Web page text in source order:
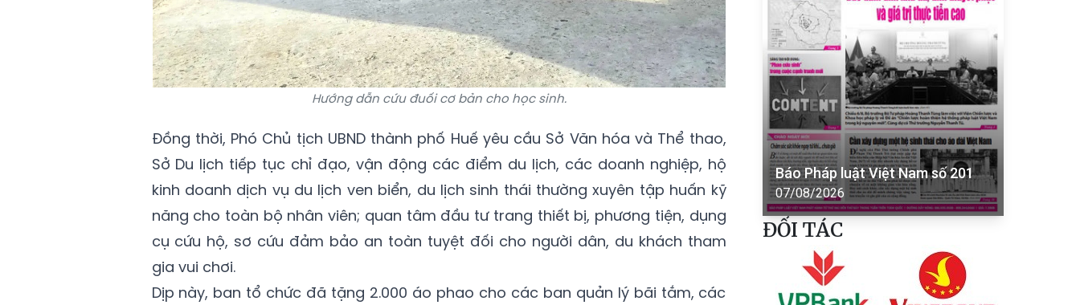
Hướng dẫn cứu đuối cơ bản cho học sinh.
Đồng thời, Phó Chủ tịch UBND thành phố Huế yêu cầu Sở Văn hóa và Thể thao,
Sở Du lịch tiếp tục chỉ đạo, vận động các điểm du lịch, các doanh nghiệp, hộ
kinh doanh dịch vụ du lịch ven biển, du lịch sinh thái thường xuyên tập huấn kỹ
năng cho toàn bộ nhân viên; quan tâm đầu tư trang thiết bị, phương tiện, dụng
cụ cứu hộ, sơ cứu đảm bảo an toàn tuyệt đối cho người dân, du khách tham
gia vui chơi.
Dịp này, ban tổ chức đã tặng 2.000 áo phao cho các ban quản lý bãi tắm, các
Báo Pháp luật Việt Nam số 201
07/08/2026
ĐỐI TÁC